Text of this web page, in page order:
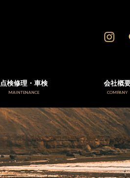
点検修理・車検
MAINTENANCE
会社概
COMPANY